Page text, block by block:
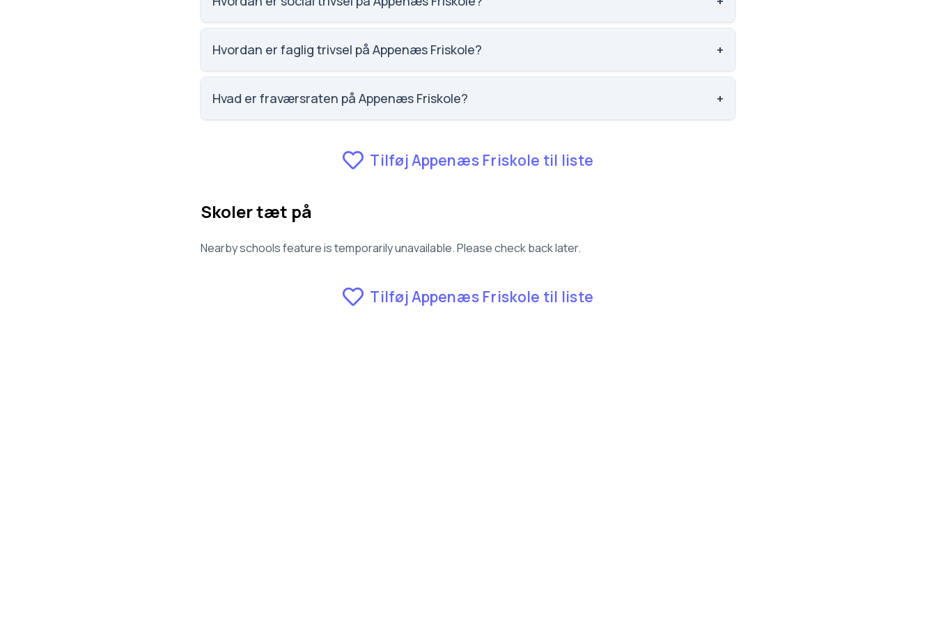
Vi har ikke data om social trivsel for Appenæs Friskole.
Hvordan er faglig trivsel på Appenæs Friskole? +
Vi har ikke data om faglig trivsel for Appenæs Friskole.
Hvad er fraværsraten på Appenæs Friskole? +
Tilføj Appenæs Friskole til liste
Skoler tæt på
Nearby schools feature is temporarily unavailable. Please check back later.
Tilføj Appenæs Friskole til liste